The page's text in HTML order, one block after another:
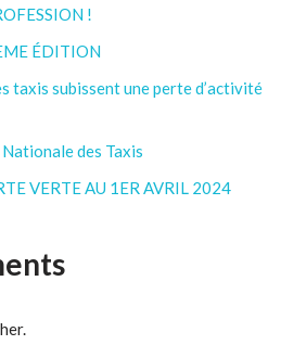
!
ÉDITION
taxis subissent une perte d’activité
des Taxis
VERTE AU 1ER AVRIL 2024